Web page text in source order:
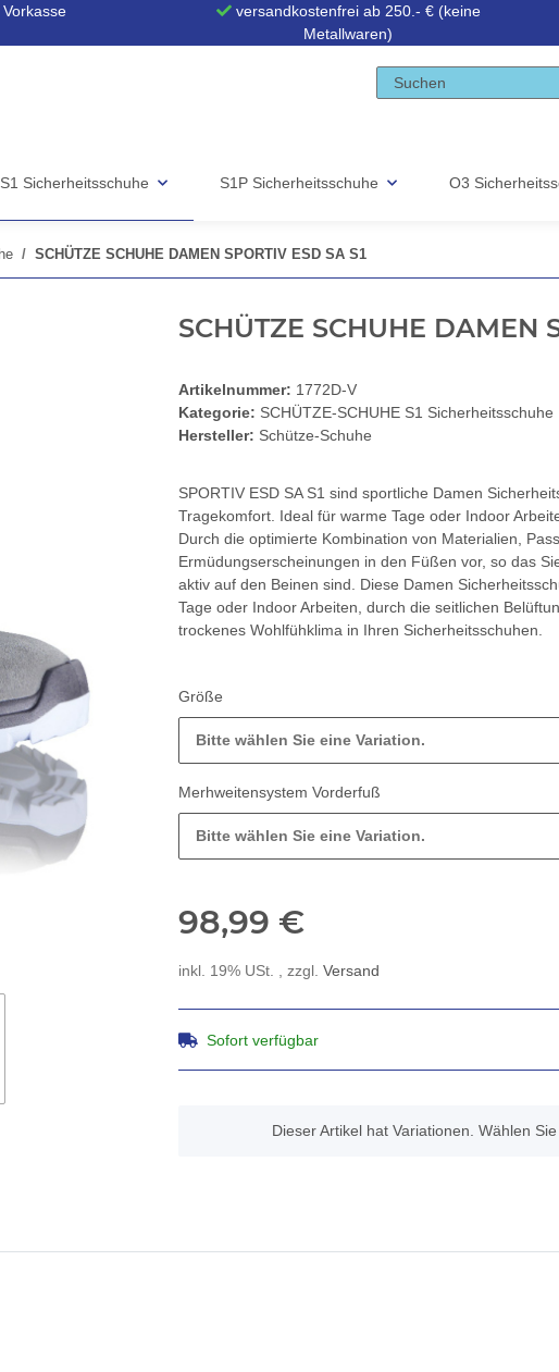
versandkostenfrei ab 250.- € (keine
Metallwaren)
S1 Sicherheitsschuhe S1P Sicherheitsschuhe O3
SCHÜTZE SCHUHE DAMEN SPORTIV ESD SA S1
SCHÜTZE SCHUHE DAMEN
Artikelnummer: 1772D-V
Kategorie: SCHÜTZE-SCHUHE S1 Sicherheitsschuhe
Hersteller: Schütze-Schuhe
SPORTIV ESD SA S1 sind sportliche Damen
Tragekomfort. Ideal für warme Tage oder Indoor
Durch die optimierte Kombination von Materialien,
Ermüdungserscheinungen in den Füßen vor, so das
aktiv auf den Beinen sind. Diese Damen
Tage oder Indoor Arbeiten, durch die seitlichen
trockenes Wohlfühklima in Ihren Sicherheitsschuhen.
Größe
Bitte wählen Sie eine Variation.
Merhweitensystem Vorderfuß
Bitte wählen Sie eine Variation.
98,99 €
inkl. 19% USt. , zzgl. Versand
Sofort verfügbar
Dieser Artikel hat Variationen. Wählen